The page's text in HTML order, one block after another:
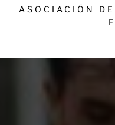
ASOCIACIÓN